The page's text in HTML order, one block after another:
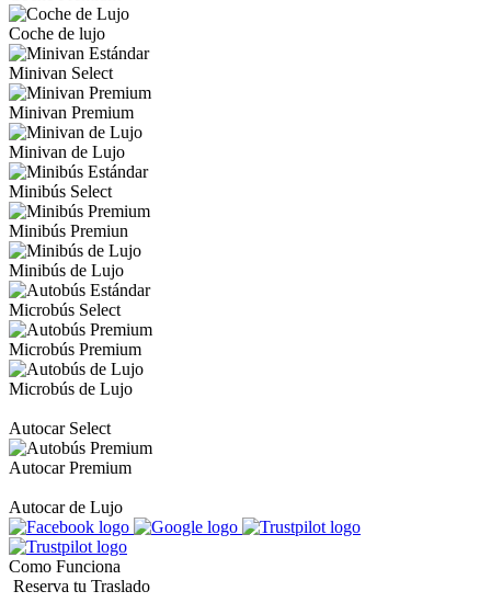
Coche de lujo
Minivan Select
Minivan Premium
Minivan de Lujo
Minibús Select
Minibús Premiun
Minibús de Lujo
Microbús Select
Microbús Premium
Microbús de Lujo
Autocar Select
Autocar Premium
Autocar de Lujo
Como Funciona
Reserva tu Traslado